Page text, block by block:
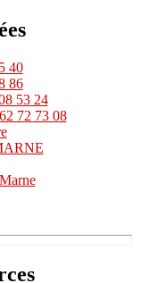
40
86
53 24
72 73 08